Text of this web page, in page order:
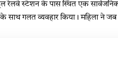
रेलवे स्टेशन के पास स्थित एक
साथ गलत व्यवहार किया। महिला ने